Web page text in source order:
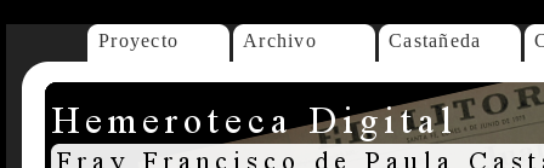
Proyecto Archivo Castañeda